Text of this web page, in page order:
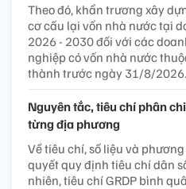
Theo đó, khẩn trương xây
cơ cấu lại vốn nhà nước tại
2026 - 2030 đối với các
nghiệp có vốn nhà nước
thành trước ngày 31/8/2026.
Nguyên tắc, tiêu chí phân
từng địa phương
Về tiêu chí, số liệu và
quyết quy định tiêu chí dân
nhiên, tiêu chí GRDP bình